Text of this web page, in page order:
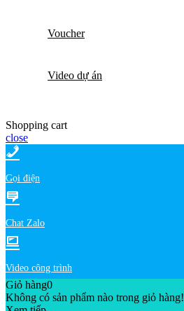
Voucher
Video dự án
Shopping cart
close
Gọi điện
Chat Zalo
Video công trình
Giỏ hàng0
Không có sản phẩm nào trong giỏ hàng!